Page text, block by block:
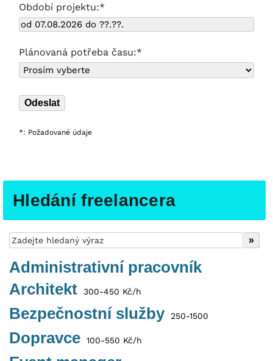
Hledání freelancera
Administrativní pracovník
Architekt 300-450 Kč/h
Bezpečnostní služby 250-1500
Dopravce 100-550 Kč/h
Období projektu:*
Plánovaná potřeba času:*
*: Požadované údaje